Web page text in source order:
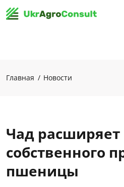
Главная Новости
Чад расширяет
собственного
пшеницы